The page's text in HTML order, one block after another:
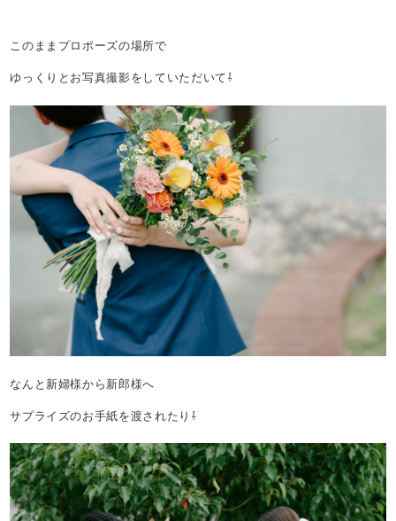
このままプロポーズの場所で
ゆっくりとお写真撮影をしていただいて⇩
なんと新婦様から新郎様へ
サプライズのお手紙を渡されたり⇩